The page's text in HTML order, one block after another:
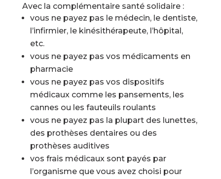
Avec la complémentaire santé solidaire :
vous ne payez pas le médecin, le dentiste,
l’infirmier, le kinésithérapeute, l’hôpital,
etc.
vous ne payez pas vos médicaments en
pharmacie
vous ne payez pas vos dispositifs
médicaux comme les pansements, les
cannes ou les fauteuils roulants
vous ne payez pas la plupart des lunettes,
des prothèses dentaires ou des
prothèses auditives
vos frais médicaux sont payés par
l’organisme que vous avez choisi pour